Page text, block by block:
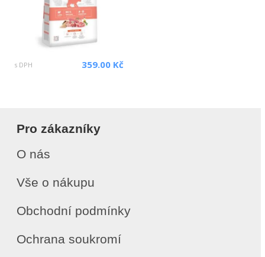
s DPH 359.00 Kč
Pro zákazníky
O nás
Vše o nákupu
Obchodní podmínky
Ochrana soukromí